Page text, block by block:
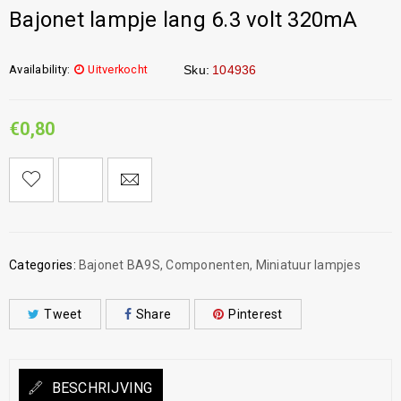
Bajonet lampje lang 6.3 volt 320mA
Availability: Uitverkocht Sku: 104936
€0,80
Categories: Bajonet BA9S,Componenten, Miniatuur lampjes
Tweet Share Pinterest
BESCHRIJVING